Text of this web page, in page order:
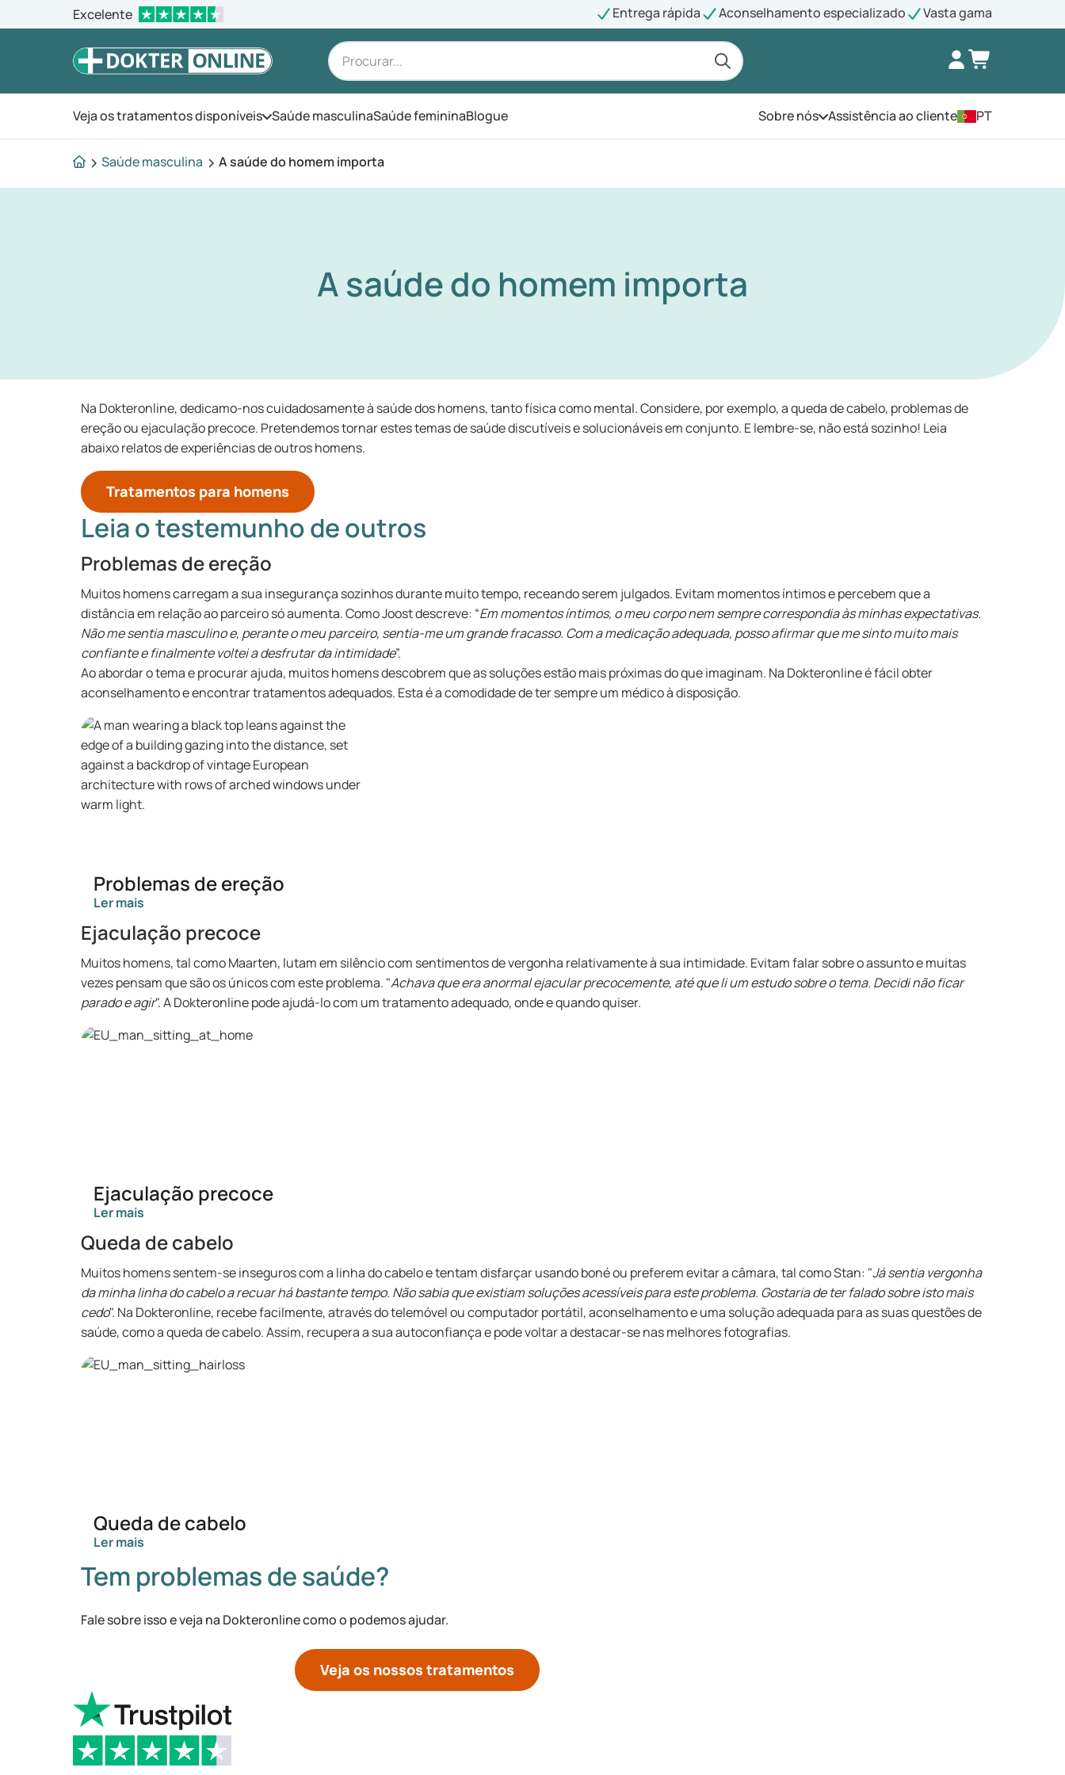
Excelente Entrega rápida Aconselhamento especializado Vasta gama
Veja os tratamentos disponíveisAbra o menu
Saúde masculinaSaúde femininaBlogue Sobre nósAbra o menu
Assistência ao cliente PT
Saúde masculina A saúde do homem importa
A saúde do homem importa
Na Dokteronline, dedicamo-nos cuidadosamente à saúde dos homens, tanto física como mental. Considere, por exemplo, a queda de cabelo, problemas de
ereção ou ejaculação precoce. Pretendemos tornar estes temas de saúde discutíveis e solucionáveis em conjunto. E lembre-se, não está sozinho! Leia
abaixo relatos de experiências de outros homens.
Tratamentos para homens
Leia o testemunho de outros
Problemas de ereção
Muitos homens carregam a sua insegurança sozinhos durante muito tempo, receando serem julgados. Evitam momentos íntimos e percebem que a
distância em relação ao parceiro só aumenta. Como Joost descreve: “Em momentos íntimos, o meu corpo nem sempre correspondia às minhas expectativas.
Não me sentia masculino e, perante o meu parceiro, sentia-me um grande fracasso. Com a medicação adequada, posso afirmar que me sinto muito mais
confiante e finalmente voltei a desfrutar da intimidade”.
Ao abordar o tema e procurar ajuda, muitos homens descobrem que as soluções estão mais próximas do que imaginam. Na Dokteronline é fácil obter
aconselhamento e encontrar tratamentos adequados. Esta é a comodidade de ter sempre um médico à disposição.
Problemas de ereção
Ler mais
Ejaculação precoce
Muitos homens, tal como Maarten, lutam em silêncio com sentimentos de vergonha relativamente à sua intimidade. Evitam falar sobre o assunto e muitas
vezes pensam que são os únicos com este problema. "Achava que era anormal ejacular precocemente, até que li um estudo sobre o tema. Decidi não ficar
parado e agir". A Dokteronline pode ajudá-lo com um tratamento adequado, onde e quando quiser.
Ejaculação precoce
Ler mais
Queda de cabelo
Muitos homens sentem-se inseguros com a linha do cabelo e tentam disfarçar usando boné ou preferem evitar a câmara, tal como Stan: "Já sentia vergonha
da minha linha do cabelo a recuar há bastante tempo. Não sabia que existiam soluções acessíveis para este problema. Gostaria de ter falado sobre isto mais
cedo". Na Dokteronline, recebe facilmente, através do telemóvel ou computador portátil, aconselhamento e uma solução adequada para as suas questões de
saúde, como a queda de cabelo. Assim, recupera a sua autoconfiança e pode voltar a destacar-se nas melhores fotografias.
Queda de cabelo
Ler mais
Tem problemas de saúde?
Fale sobre isso e veja na Dokteronline como o podemos ajudar.
Veja os nossos tratamentos